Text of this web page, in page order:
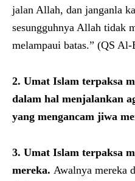
jalan Allah, dan janganla
sesungguhnya Allah tidak
melampaui batas.” (QS
2. Umat Islam terpaksa
dalam hal menjalankan
yang mengancam jiwa
3. Umat Islam terpaksa
mereka. Awalnya mereka